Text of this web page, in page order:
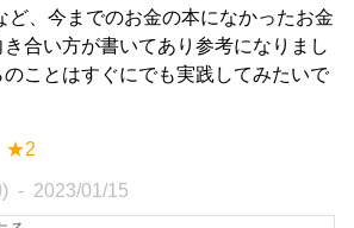
ど、今までのお金の本になかったお金
合い方が書いてあり参考になりまし
のことはすぐにでも実践してみたいで
★2
2023/01/15